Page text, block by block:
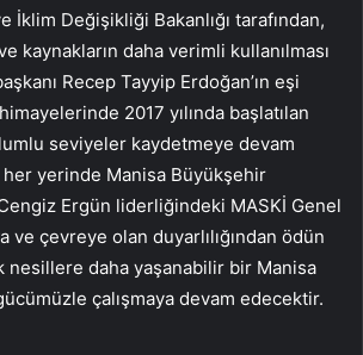
İklim Değişikliği Bakanlığı tarafından,
kaynakların daha verimli kullanılması
Recep Tayyip Erdoğan’ın eşi
2017 yılında başlatılan
seviyeler kaydetmeye devam
her yerinde Manisa Büyükşehir
Ergün liderliğindeki MASKİ Genel
ve çevreye olan duyarlılığından ödün
nesillere daha yaşanabilir bir Manisa
çalışmaya devam edecektir.